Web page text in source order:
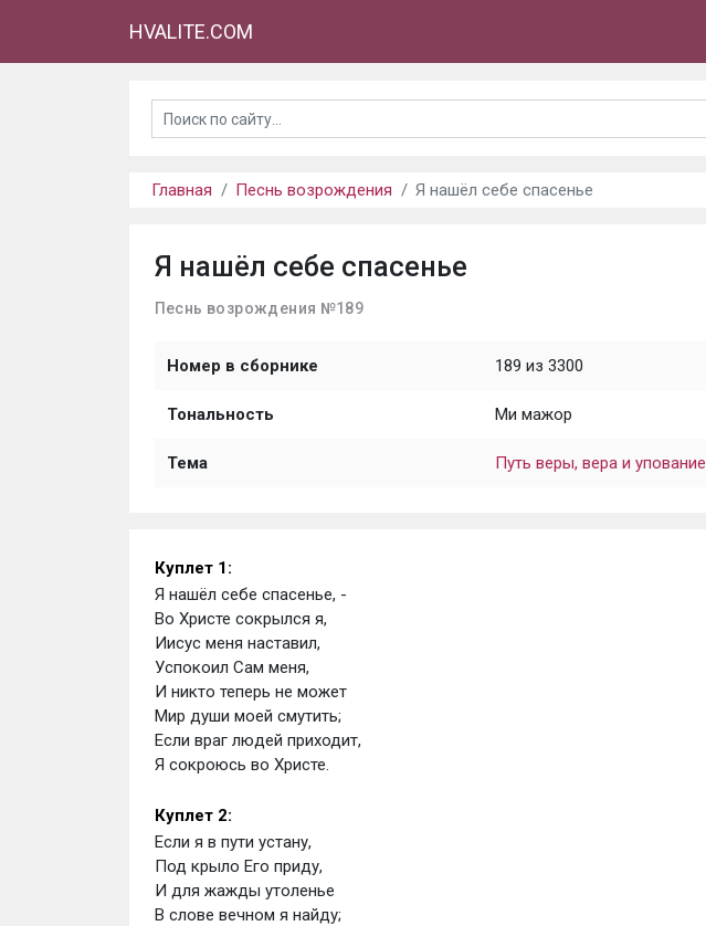
HVALITE.COM
Главная Песнь возрождения Я нашёл себе спасенье
Я нашёл себе спасенье
Песнь возрождения №189
Номер в сборнике 189 из 3300
Тональность Ми мажор
Тема Путь веры, вера и упование
Куплет 1:
Я нашёл себе спасенье, -
Во Христе сокрылся я,
Иисус меня наставил,
Успокоил Сам меня,
И никто теперь не может
Мир души моей смутить;
Если враг людей приходит,
Я сокроюсь во Христе.
Куплет 2:
Если я в пути устану,
Под крыло Его приду,
И для жажды утоленье
В слове вечном я найду;